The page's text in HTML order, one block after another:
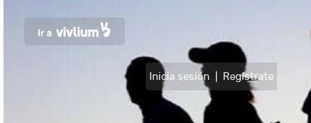
Inicia sesión Regístrate